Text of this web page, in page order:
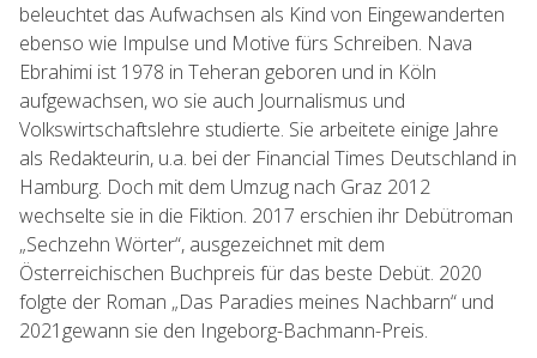
beleuchtet das Aufwachsen als Kind von Eingewanderten
ebenso wie Impulse und Motive fürs Schreiben. Nava
Ebrahimi ist 1978 in Teheran geboren und in Köln
aufgewachsen, wo sie auch Journalismus und
Volkswirtschaftslehre studierte. Sie arbeitete einige Jahre
als Redakteurin, u.a. bei der Financial Times Deutschland in
Hamburg. Doch mit dem Umzug nach Graz 2012
wechselte sie in die Fiktion. 2017 erschien ihr Debütroman
„Sechzehn Wörter“, ausgezeichnet mit dem
Österreichischen Buchpreis für das beste Debüt. 2020
folgte der Roman „Das Paradies meines Nachbarn“ und
2021gewann sie den Ingeborg-Bachmann-Preis.